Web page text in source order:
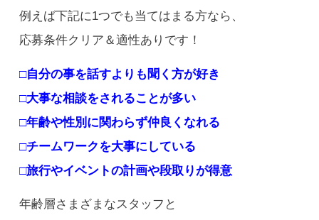
例えば下記に1つでも当てはまる方なら、
応募条件クリア＆適性ありです！
□自分の事を話すよりも聞く方が好き
□大事な相談をされることが多い
□年齢や性別に関わらず仲良くなれる
□チームワークを大事にしている
□旅行やイベントの計画や段取りが得意
年齢層さまざまなスタッフと